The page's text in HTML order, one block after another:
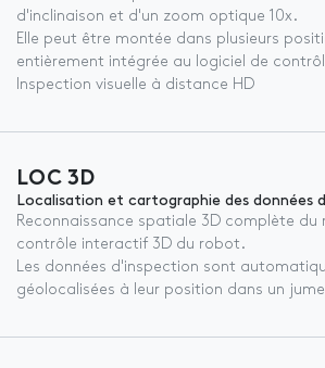
d'inclinaison et d'un zoom optique 10x.
Elle peut être montée dans plusieurs
entièrement intégrée au logiciel de
Inspection visuelle à distance HD
LOC 3D
Localisation et cartographie des données
Reconnaissance spatiale 3D complète
contrôle interactif 3D du robot.
Les données d'inspection sont
géolocalisées à leur position dans un